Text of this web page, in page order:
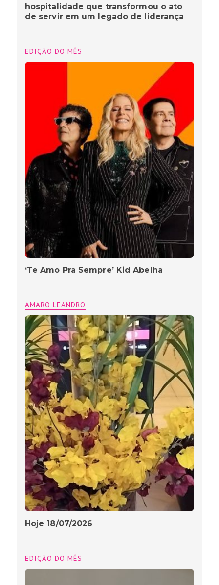
hospitalidade que transformou o ato
de servir em um legado de liderança
EDIÇÃO DO MÊS
‘Te Amo Pra Sempre’ Kid Abelha
AMARO LEANDRO
Hoje 18/07/2026
EDIÇÃO DO MÊS